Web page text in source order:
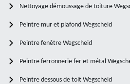
Nettoyage démoussage de toiture
Peintre mur et plafond Wegscheid
Peintre fenêtre Wegscheid
Peintre ferronnerie fer et métal
Peintre dessous de toit Wegscheid